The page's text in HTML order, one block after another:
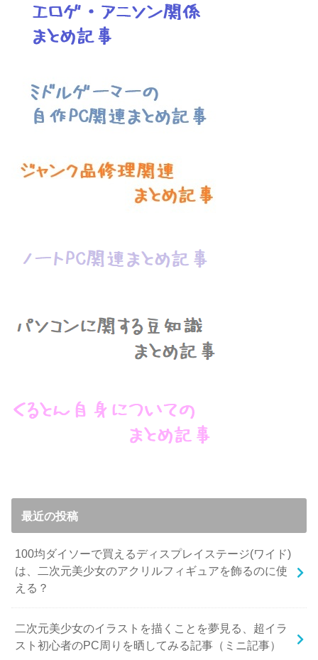
最近の投稿
100均ダイソーで買えるディスプレイステージ(ワイド)
は、二次元美少女のアクリルフィギュアを飾るのに使
える？
二次元美少女のイラストを描くことを夢見る、超イラ
スト初心者のPC周りを晒してみる記事（ミニ記事）